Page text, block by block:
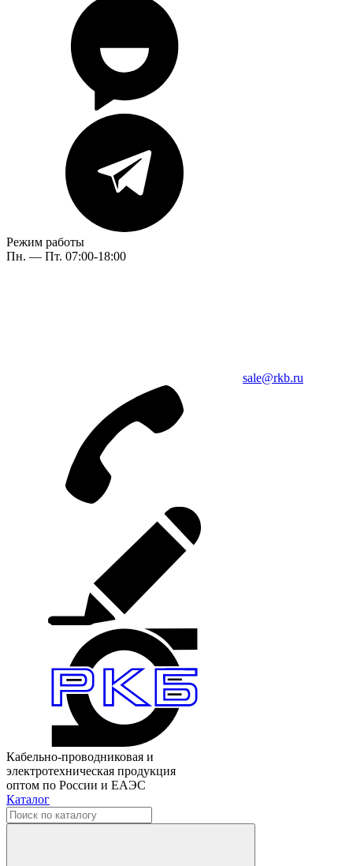
Режим работы
Пн. — Пт. 07:00-18:00
sale@rkb.ru
Кабельно-проводниковая и
электротехническая продукция
оптом по России и ЕАЭС
Каталог